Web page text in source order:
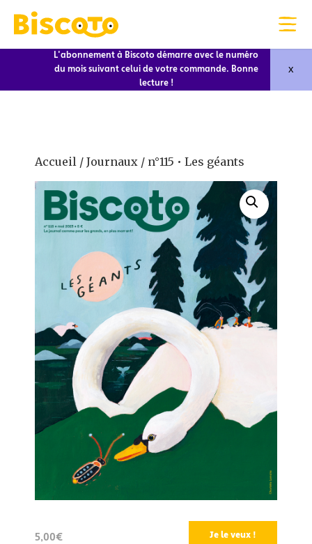
L'abonnement à Biscoto démarre avec le numéro
du mois suivant celui de votre commande. Bonne
lecture !
x
Accueil / Journaux / n°115 • Les géants
5,00€ Je le veux !